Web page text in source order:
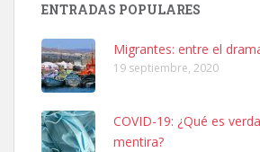
Leales.org » Gran Canaria
ENTRADAS POPULARES
Migrantes: entre el
19 septiembre, 2020
COVID-19: ¿Qué es
mentira?